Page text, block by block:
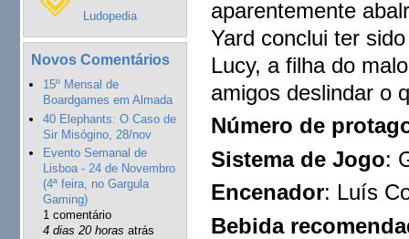
Ludopedia
Novos Comentários
15º Mensal de
Boardgames em Almada
40 Elephants: O Caso de
Sir Misógino, 28/nov
Evento Semanal de
Lisboa - 24 de Novembro
(4ª feira, no Gargula
Gaming)
1 comentário
4 dias 20 horas atrás
aparentemente
Yard conclui ter
Lucy, a filha do
amigos deslindar o
Número de
Sistema de Jogo:
Encenador: Luís
Bebida